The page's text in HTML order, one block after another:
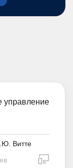
управление
Витте